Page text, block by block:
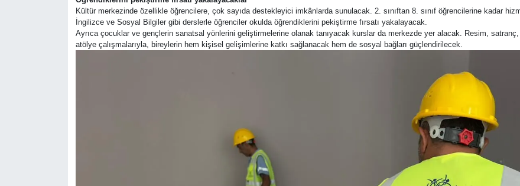
Kültür merkezinde özellikle öğrencilere, çok sayıda destekleyici imkânlarda sunulacak. 2. sınıftan 8. sınıf öğrencilerine kadar
İngilizce ve Sosyal Bilgiler gibi derslerle öğrenciler okulda öğrendiklerini pekiştirme fırsatı yakalayacak.
Ayrıca çocuklar ve gençlerin sanatsal yönlerini geliştirmelerine olanak tanıyacak kurslar da merkezde yer alacak. Resim,
atölye çalışmalarıyla, bireylerin hem kişisel gelişimlerine katkı sağlanacak hem de sosyal bağları güçlendirilecek.